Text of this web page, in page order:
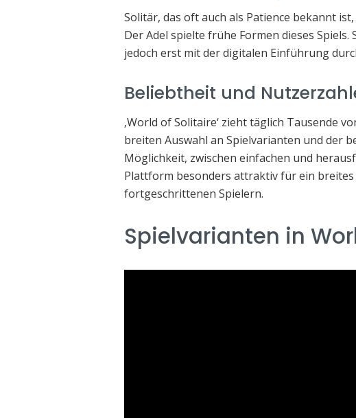
Solitär, das oft auch als Patience bekannt
Der Adel spielte frühe Formen dieses
jedoch erst mit der digitalen Einführung
Beliebtheit und
‚World of Solitaire‘ zieht täglich Tausende
breiten Auswahl an Spielvarianten und der
Möglichkeit, zwischen einfachen und
Plattform besonders attraktiv für ein
fortgeschrittenen Spielern.
Spielvarianten in